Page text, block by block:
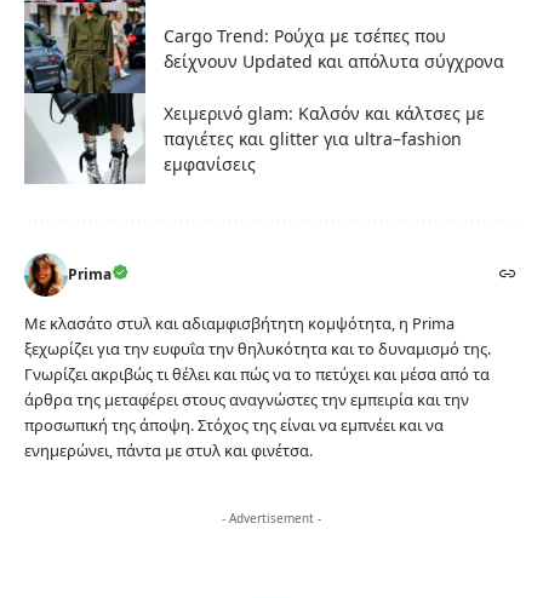
Cargo Trend: Ρούχα με τσέπες που
δείχνουν Updated και απόλυτα σύγχρονα
Χειμερινό glam: Καλσόν και κάλτσες με
παγιέτες και glitter για ultra–fashion
εμφανίσεις
Prima
Με κλασάτο στυλ και αδιαμφισβήτητη κομψότητα, η Prima
ξεχωρίζει για την ευφυΐα την θηλυκότητα και το δυναμισμό της.
Γνωρίζει ακριβώς τι θέλει και πώς να το πετύχει και μέσα από τα
άρθρα της μεταφέρει στους αναγνώστες την εμπειρία και την
προσωπική της άποψη. Στόχος της είναι να εμπνέει και να
ενημερώνει, πάντα με στυλ και φινέτσα.
- Advertisement -